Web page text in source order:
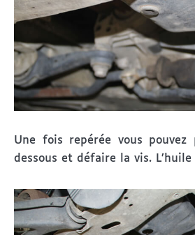
Une fois repérée vous pouvez
dessous et défaire la vis.